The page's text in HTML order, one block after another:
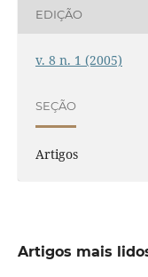
EDIÇÃO
v. 8 n. 1 (2005)
SEÇÃO
Artigos
Artigos mais